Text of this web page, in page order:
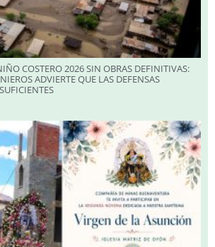
COSTERO 2026 SIN OBRAS DEFINITIVAS:
ADVIERTE QUE LAS DEFENSAS